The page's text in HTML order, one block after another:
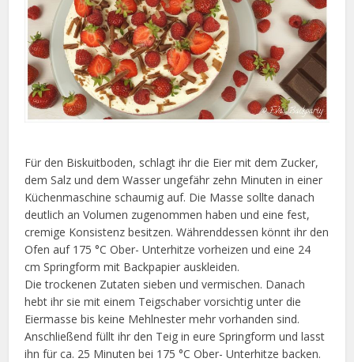
Für den Biskuitboden, schlagt ihr die Eier mit dem Zucker,
dem Salz und dem Wasser ungefähr zehn Minuten in einer
Küchenmaschine schaumig auf. Die Masse sollte danach
deutlich an Volumen zugenommen haben und eine fest,
cremige Konsistenz besitzen. Währenddessen könnt ihr den
Ofen auf 175 °C Ober- Unterhitze vorheizen und eine 24
cm Springform mit Backpapier auskleiden.
Die trockenen Zutaten sieben und vermischen. Danach
hebt ihr sie mit einem Teigschaber vorsichtig unter die
Eiermasse bis keine Mehlnester mehr vorhanden sind.
Anschließend füllt ihr den Teig in eure Springform und lasst
ihn für ca. 25 Minuten bei 175 °C Ober- Unterhitze backen.